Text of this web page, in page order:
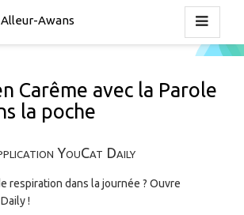
Awans
Carême avec la Parole
la poche
YouCat Daily
respiration dans la journée ? Ouvre
!